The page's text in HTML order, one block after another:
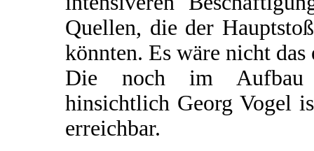
Quellen, die der
könnten. Es wäre nicht
Die noch im Aufbau
hinsichtlich Georg Vogel
erreichbar.